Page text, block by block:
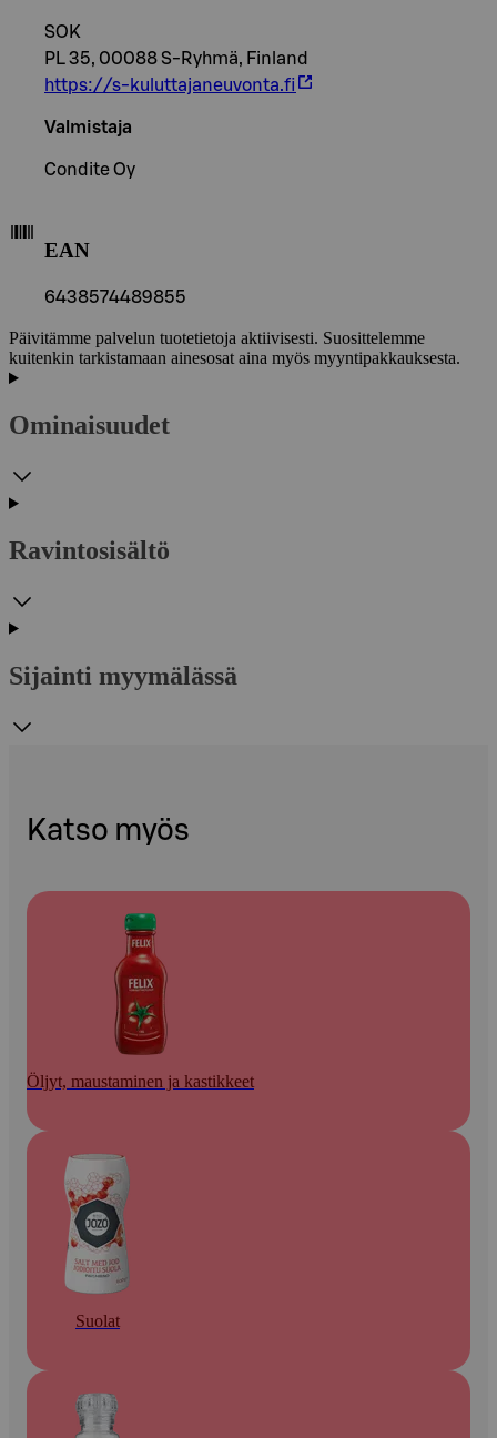
SOK
PL 35, 00088 S-Ryhmä, Finland
https://s-kuluttajaneuvonta.fi
Valmistaja
Condite Oy
EAN
6438574489855
Päivitämme palvelun tuotetietoja aktiivisesti. Suosittelemme
kuitenkin tarkistamaan ainesosat aina myös myyntipakkauksesta.
Ominaisuudet
Ravintosisältö
Sijainti myymälässä
Katso myös
Öljyt, maustaminen ja kastikkeet
Suolat